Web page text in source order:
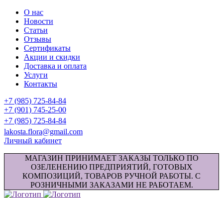
О нас
Новости
Статьи
Отзывы
Сертификаты
Акции и скидки
Доставка и оплата
Услуги
Контакты
+7 (985) 725-84-84
+7 (901) 745-25-00
+7 (985) 725-84-84
lakosta.flora@gmail.com
Личный кабинет
МАГАЗИН ПРИНИМАЕТ ЗАКАЗЫ ТОЛЬКО ПО
ОЗЕЛЕНЕНИЮ ПРЕДПРИЯТИЙ, ГОТОВЫХ
КОМПОЗИЦИЙ, ТОВАРОВ РУЧНОЙ РАБОТЫ. С
РОЗНИЧНЫМИ ЗАКАЗАМИ НЕ РАБОТАЕМ.